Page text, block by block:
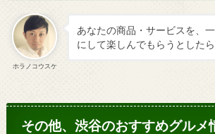
ホラノコウスケ
あなたの商品・サービスを、
にして楽しんでもらうとした
その他、渋谷のおすすめグルメ